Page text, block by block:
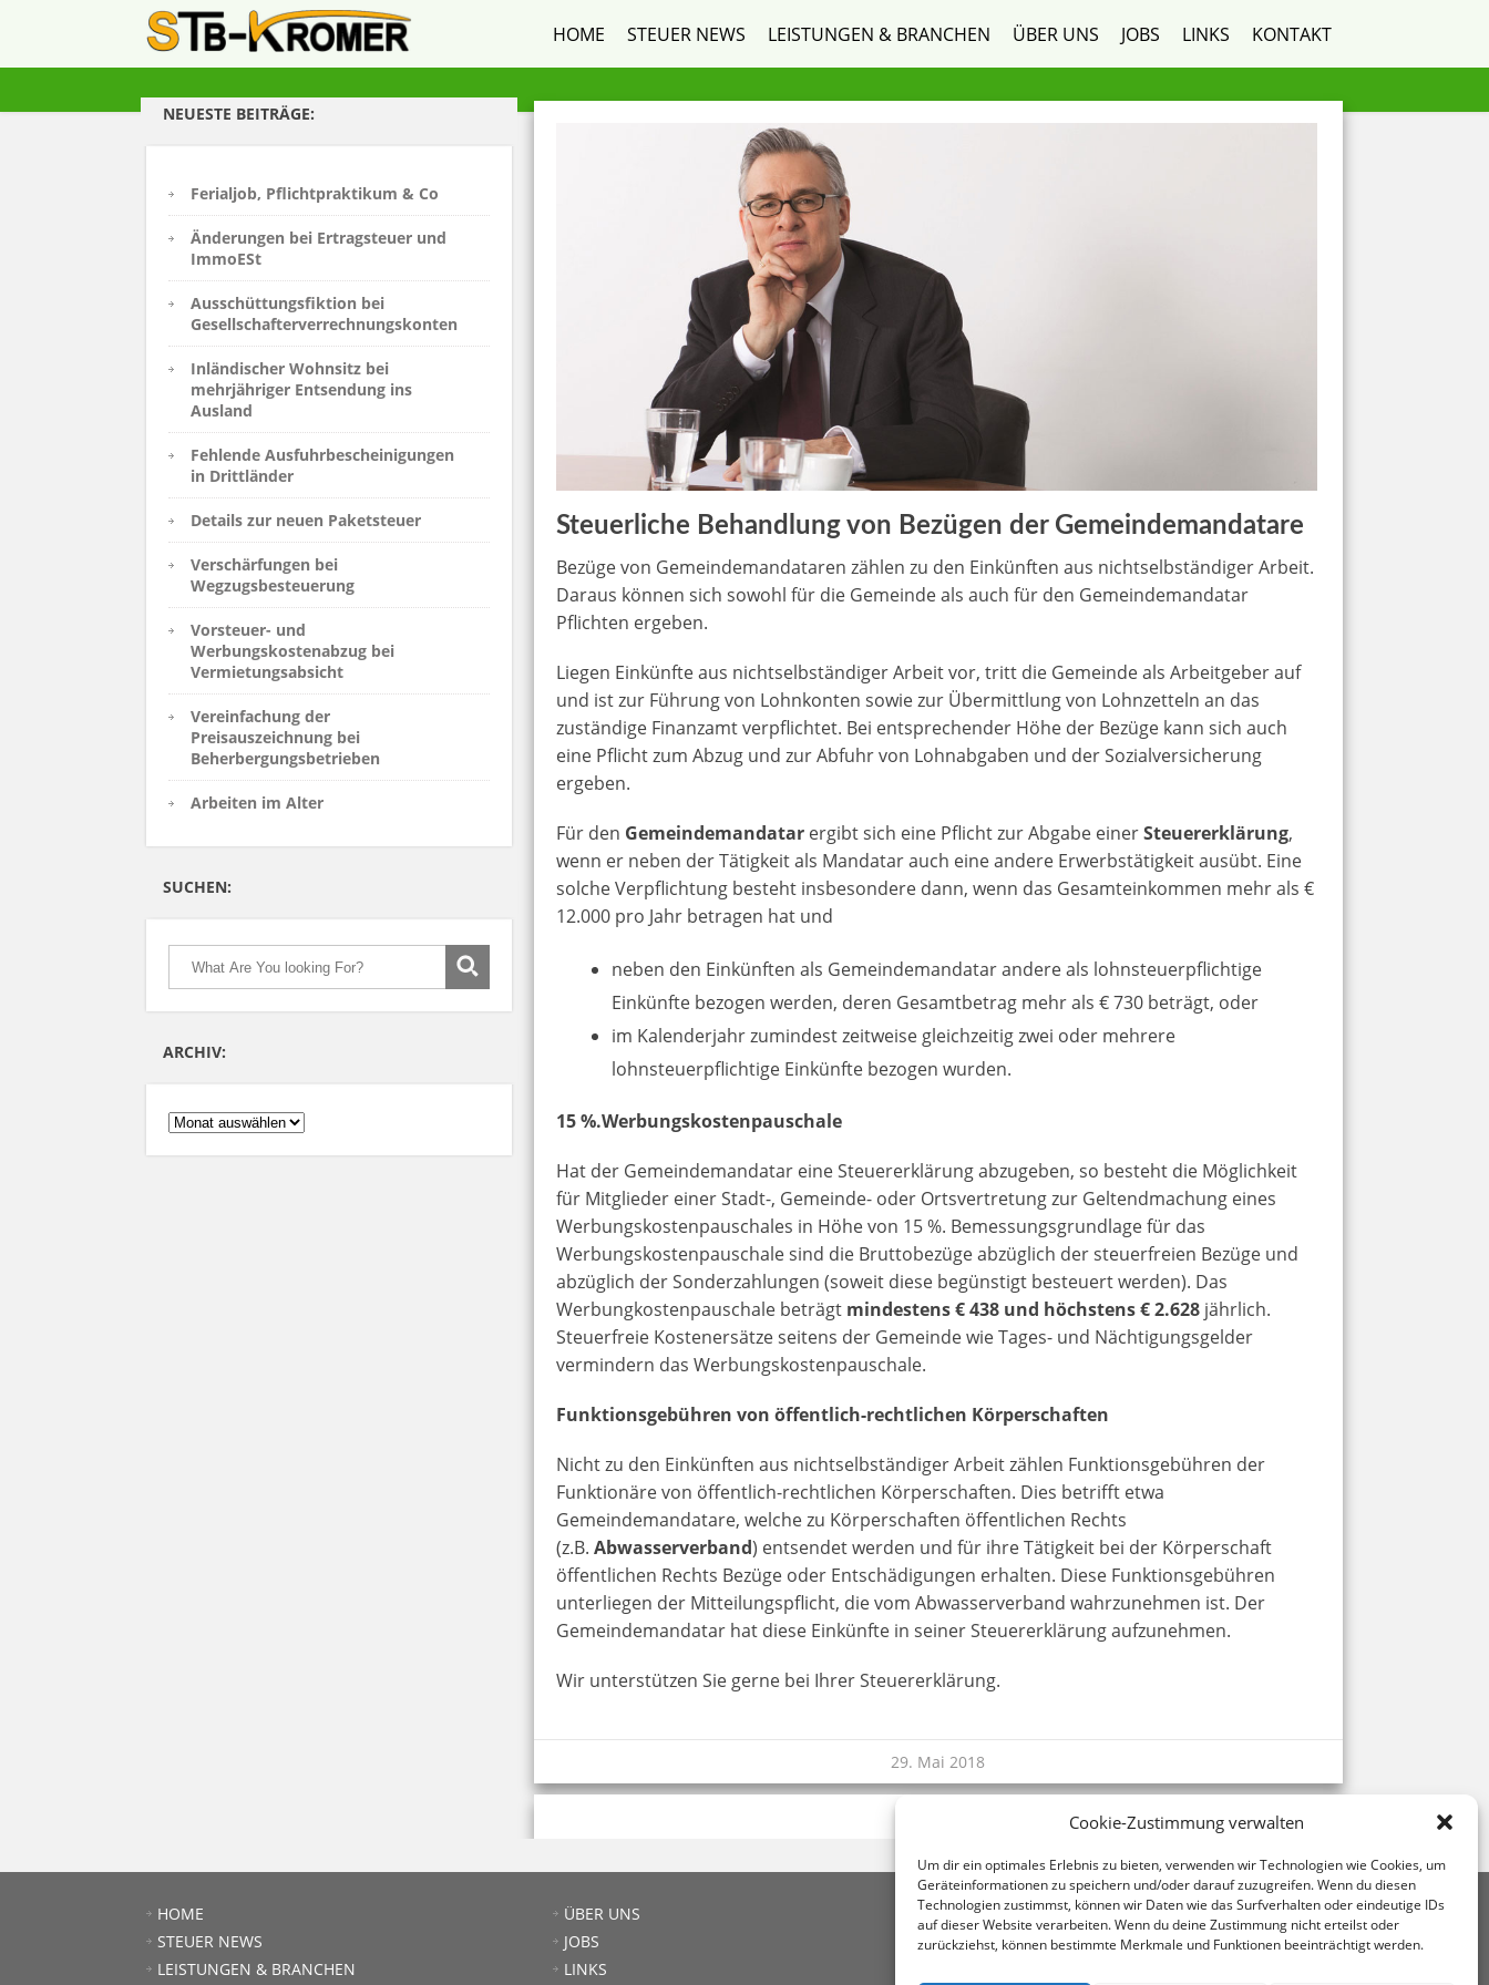
Cookie-Zustimmung verwalten
Um dir ein optimales Erlebnis zu bieten, verwenden wir Technologien wie Cookies, um
Geräteinformationen zu speichern und/oder darauf zuzugreifen. Wenn du diesen
Technologien zustimmst, können wir Daten wie das Surfverhalten oder eindeutige IDs
auf dieser Website verarbeiten. Wenn du deine Zustimmung nicht erteilst oder
zurückziehst, können bestimmte Merkmale und Funktionen beeinträchtigt werden.
HOME STEUER NEWS LEISTUNGEN & BRANCHEN ÜBER UNS JOBS LINKS KONTAKT
NEUESTE BEITRÄGE:
Ferialjob, Pflichtpraktikum & Co
Änderungen bei Ertragsteuer und
ImmoESt
Ausschüttungsfiktion bei
Gesellschafterverrechnungskonten
Inländischer Wohnsitz bei
mehrjähriger Entsendung ins
Ausland
Fehlende Ausfuhrbescheinigungen
in Drittländer
Details zur neuen Paketsteuer
Verschärfungen bei
Wegzugsbesteuerung
Vorsteuer- und
Werbungskostenabzug bei
Vermietungsabsicht
Vereinfachung der
Preisauszeichnung bei
Beherbergungsbetrieben
Arbeiten im Alter
SUCHEN:
ARCHIV:
ARCHIV:
Steuerliche Behandlung von Bezügen der Gemeindemandatare
Bezüge von Gemeindemandataren zählen zu den Einkünften aus nichtselbständiger Arbeit.
Daraus können sich sowohl für die Gemeinde als auch für den Gemeindemandatar
Pflichten ergeben.
Liegen Einkünfte aus nichtselbständiger Arbeit vor, tritt die Gemeinde als Arbeitgeber auf
und ist zur Führung von Lohnkonten sowie zur Übermittlung von Lohnzetteln an das
zuständige Finanzamt verpflichtet. Bei entsprechender Höhe der Bezüge kann sich auch
eine Pflicht zum Abzug und zur Abfuhr von Lohnabgaben und der Sozialversicherung
ergeben.
Für den Gemeindemandatar ergibt sich eine Pflicht zur Abgabe einerSteuererklärung,
wenn er neben der Tätigkeit als Mandatar auch eine andere Erwerbstätigkeit ausübt. Eine
solche Verpflichtung besteht insbesondere dann, wenn das Gesamteinkommen mehr als €
12.000 pro Jahr betragen hat und
neben den Einkünften als Gemeindemandatar andere als lohnsteuerpflichtige
Einkünfte bezogen werden, deren Gesamtbetrag mehr als € 730 beträgt, oder
im Kalenderjahr zumindest zeitweise gleichzeitig zwei oder mehrere
lohnsteuerpflichtige Einkünfte bezogen wurden.
15 %.Werbungskostenpauschale
Hat der Gemeindemandatar eine Steuererklärung abzugeben, so besteht die Möglichkeit
für Mitglieder einer Stadt-, Gemeinde- oder Ortsvertretung zur Geltendmachung eines
Werbungskostenpauschales in Höhe von 15 %. Bemessungsgrundlage für das
Werbungskostenpauschale sind die Bruttobezüge abzüglich der steuerfreien Bezüge und
abzüglich der Sonderzahlungen (soweit diese begünstigt besteuert werden). Das
Werbungkostenpauschale beträgt mindestens € 438 und höchstens € 2.628 jährlich.
Steuerfreie Kostenersätze seitens der Gemeinde wie Tages- und Nächtigungsgelder
vermindern das Werbungskostenpauschale.
Funktionsgebühren von öffentlich-rechtlichen Körperschaften
Nicht zu den Einkünften aus nichtselbständiger Arbeit zählen Funktionsgebühren der
Funktionäre von öffentlich-rechtlichen Körperschaften. Dies betrifft etwa
Gemeindemandatare, welche zu Körperschaften öffentlichen Rechts
(z.B.Abwasserverband) entsendet werden und für ihre Tätigkeit bei der Körperschaft
öffentlichen Rechts Bezüge oder Entschädigungen erhalten. Diese Funktionsgebühren
unterliegen der Mitteilungspflicht, die vom Abwasserverband wahrzunehmen ist. Der
Gemeindemandatar hat diese Einkünfte in seiner Steuererklärung aufzunehmen.
Wir unterstützen Sie gerne bei Ihrer Steuererklärung.
29. Mai 2018
HOME
STEUER NEWS
LEISTUNGEN & BRANCHEN
ÜBER UNS
JOBS
LINKS
Steuerberatung Mag. Andrea Kromer
1030 Wien, Untere Viaduktgasse 53